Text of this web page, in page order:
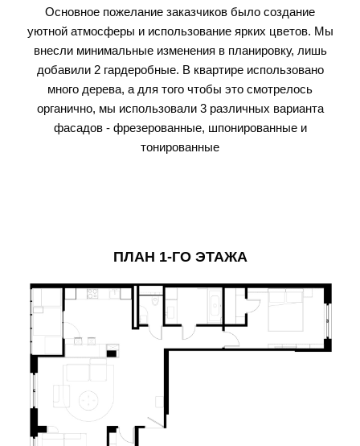
Основное пожелание заказчиков было создание
уютной атмосферы и использование ярких цветов. Мы
внесли минимальные изменения в планировку, лишь
добавили 2 гардеробные. В квартире использовано
много дерева, а для того чтобы это смотрелось
органично, мы использовали 3 различных варианта
фасадов - фрезерованные, шпонированные и
тонированные
ПЛАН 1-ГО ЭТАЖА